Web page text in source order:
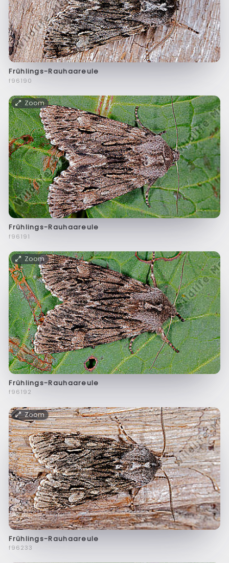
Frühlings-Rauhaareule
f96190
Zoom
Frühlings-Rauhaareule
f96191
Zoom
Frühlings-Rauhaareule
f96192
Zoom
Frühlings-Rauhaareule
f96233